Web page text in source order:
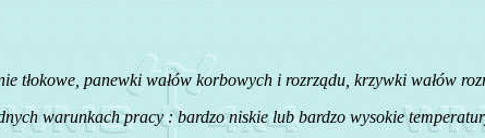
tłokowe, panewki wałów korbowych i rozrządu, krzywki wałów
warunkach pracy : bardzo niskie lub bardzo wysokie